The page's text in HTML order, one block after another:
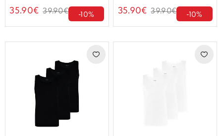
35.90€ 39.90€ -10% 35.90€ 39.90€ -10%